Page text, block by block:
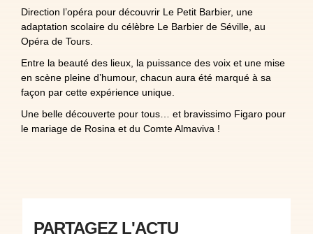
Direction l’opéra pour découvrir Le Petit Barbier, une
adaptation scolaire du célèbre Le Barbier de Séville, au
Opéra de Tours.
Entre la beauté des lieux, la puissance des voix et une mise
en scène pleine d’humour, chacun aura été marqué à sa
façon par cette expérience unique.
Une belle découverte pour tous… et bravissimo Figaro pour
le mariage de Rosina et du Comte Almaviva !
PARTAGEZ L'ACTU